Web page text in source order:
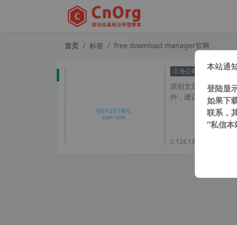
首页 标签 free download manager官网
办公网络 IDM替代并超
原创文章，转载请
外，建议避开晚上的
124,131 次浏览
本站通
登陆显
如果下
联系，
“私信